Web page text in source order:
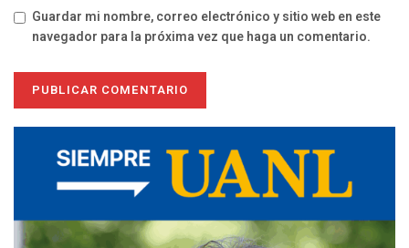
Guardar mi nombre, correo electrónico y sitio web en este
navegador para la próxima vez que haga un comentario.